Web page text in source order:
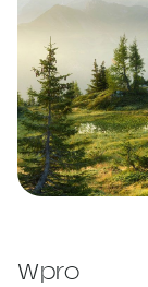
Wpro